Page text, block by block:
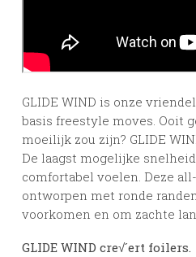
GLIDE WIND is onze
basis freestyle moves. Ooit
moeilijk zou zijn? GLIDE
De laagst mogelijke
comfortabel voelen. Deze
ontworpen met ronde
voorkomen en om zachte
GLIDE WIND cre√´ert foilers.